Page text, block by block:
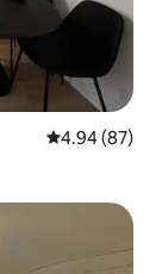
औसत रेटिंग 5 में
4.94 (87)